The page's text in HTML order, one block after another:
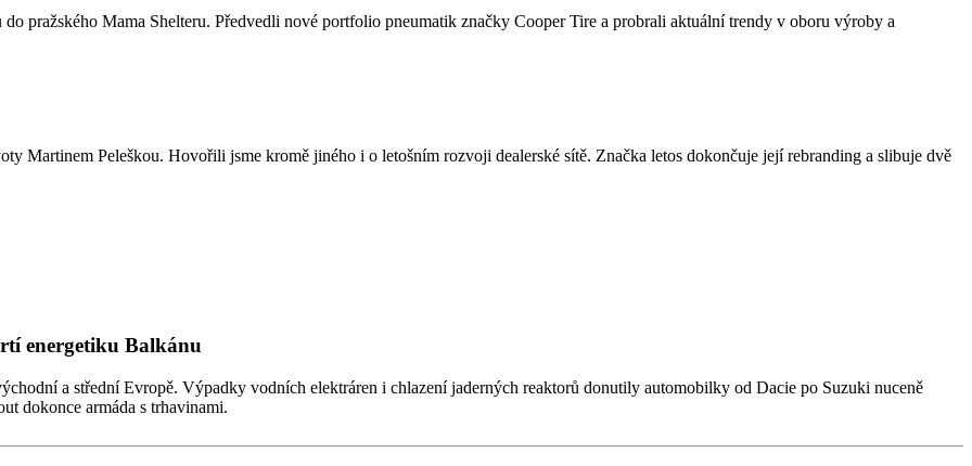
pražského Mama Shelteru. Předvedli nové portfolio pneumatik značky Cooper Tire a probrali aktuální trendy v oboru výroby a
Martinem Peleškou. Hovořili jsme kromě jiného i o letošním rozvoji dealerské sítě. Značka letos dokončuje její rebranding a slibuje dvě
energetiku Balkánu
a střední Evropě. Výpadky vodních elektráren i chlazení jaderných reaktorů donutily automobilky od Dacie po Suzuki nuceně
dokonce armáda s trhavinami.